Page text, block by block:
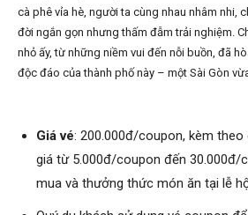
cà phê vỉa hè, người ta cùng nhau nhâm nhi,
đời ngắn gọn nhưng thấm đẫm trải nghiệm.
nhỏ ấy, từ những niềm vui đến nỗi buồn, đã
độc đáo của thành phố này – một Sài Gòn
Giá vé: 200.000đ/coupon, kèm
giá từ 5.000đ/coupon đến 30.000đ/
mua và thưởng thức món ăn tại lễ